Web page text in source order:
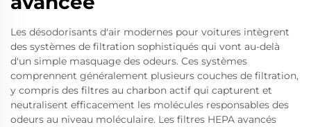
Les désodorisants d'air modernes pour voitures intègrent
des systèmes de filtration sophistiqués qui vont au-delà
d'un simple masquage des odeurs. Ces systèmes
comprennent généralement plusieurs couches de filtration,
y compris des filtres au charbon actif qui capturent et
neutralisent efficacement les molécules responsables des
odeurs au niveau moléculaire. Les filtres HEPA avancés